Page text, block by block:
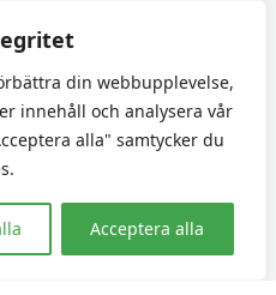
din webbupplevelse,
innehåll och analysera vår
alla" samtycker du
Acceptera alla